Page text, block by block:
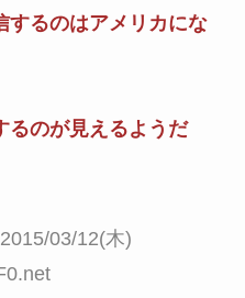
するのはアメリカにな
るのが見えるようだ
2015/03/12(木)